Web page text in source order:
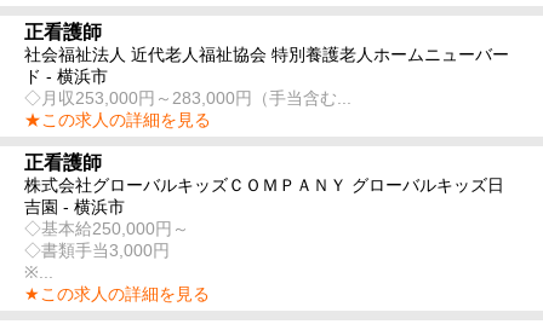
正看護師
社会福祉法人 近代老人福祉協会 特別養護老人ホームニューバー
ド - 横浜市
◇月収253,000円～283,000円（手当含む...
★この求人の詳細を見る
正看護師
株式会社グローバルキッズＣＯＭＰＡＮＹ グローバルキッズ日
吉園 - 横浜市
◇基本給250,000円～
◇書類手当3,000円
※...
★この求人の詳細を見る